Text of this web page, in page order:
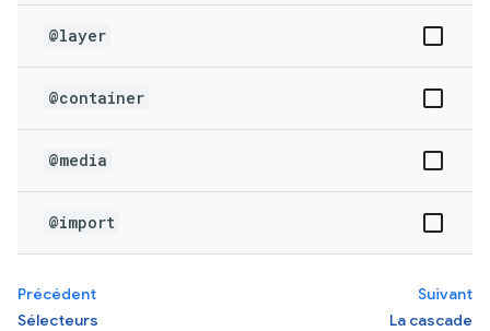
@layer
@container
@media
@import
Précédent
Sélecteurs
Suivant
La cascade